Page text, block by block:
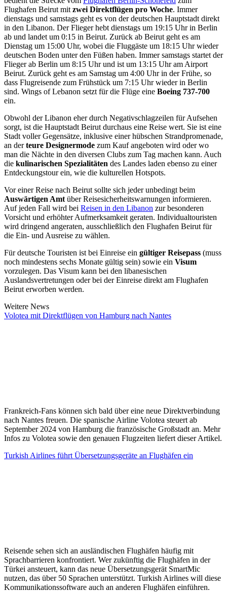
Flughafen Beirut mit zwei Direktflügen pro Woche. Immer
dienstags und samstags geht es von der deutschen Hauptstadt direkt
in den Libanon. Der Flieger hebt dienstags um 19:15 Uhr in Berlin
ab und landet um 0:15 in Beirut. Zurück ab Beirut geht es am
Dienstag um 15:00 Uhr, wobei die Fluggäste um 18:15 Uhr wieder
deutschen Boden unter den Füßen haben. Immer samstags startet der
Flieger ab Berlin um 8:15 Uhr und ist um 13:15 Uhr am Airport
Beirut. Zurück geht es am Samstag um 4:00 Uhr in der Frühe, so
dass Flugreisende zum Frühstück um 7:15 Uhr wieder in Berlin
sind. Wings of Lebanon setzt für die Flüge eine Boeing 737-700
ein.
Obwohl der Libanon eher durch Negativschlagzeilen für Aufsehen
sorgt, ist die Hauptstadt Beirut durchaus eine Reise wert. Sie ist eine
Stadt voller Gegensätze, inklusive einer hübschen Strandpromenade,
an derteure Designermode zum Kauf angeboten wird oder wo
man die Nächte in den diversen Clubs zum Tag machen kann. Auch
die kulinarischen Spezialitäten des Landes laden ebenso zu einer
Entdeckungstour ein, wie die kulturellen Hotspots.
Vor einer Reise nach Beirut sollte sich jeder unbedingt beim
Auswärtigen Amt über Reisesicherheitswarnungen informieren.
Auf jeden Fall wird bei Reisen in den Libanon zur besonderen
Vorsicht und erhöhter Aufmerksamkeit geraten. Individualtouristen
wird dringend angeraten, ausschließlich den Flughafen Beirut für
die Ein- und Ausreise zu wählen.
Für deutsche Touristen ist bei Einreise ein gültiger Reisepass (muss
noch mindestens sechs Monate gültig sein) sowie ein Visum
vorzulegen. Das Visum kann bei den libanesischen
Auslandsvertretungen oder bei der Einreise direkt am Flughafen
Beirut erworben werden.
Weitere News
Volotea mit Direktflügen von Hamburg nach Nantes
Frankreich-Fans können sich bald über eine neue Direktverbindung
nach Nantes freuen. Die spanische Airline Volotea steuert ab
September 2024 von Hamburg die französische Großstadt an. Mehr
Infos zu Volotea sowie den genauen Flugzeiten liefert dieser Artikel.
Turkish Airlines führt Übersetzungsgeräte an Flughäfen ein
Reisende sehen sich an ausländischen Flughäfen häufig mit
Sprachbarrieren konfrontiert. Wer zukünftig die Flughäfen in der
Türkei ansteuert, kann das neue Übersetzungsgerät SmartMic
nutzen, das über 50 Sprachen unterstützt. Turkish Airlines will diese
Kommunikationssoftware auch an anderen Flughäfen einführen.